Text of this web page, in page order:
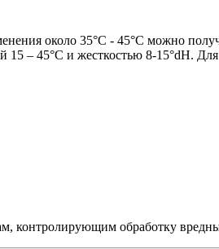
около 35°C - 45°C можно
– 45°C и жесткостью 8-15°dH.
контролирующим обработку